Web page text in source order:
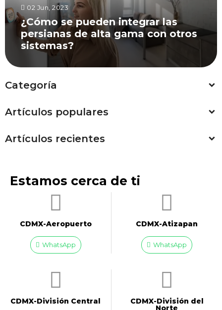
02 Jun, 2023
¿Cómo se pueden integrar las
persianas de alta gama con otros
sistemas?
Categoría
Artículos populares
Artículos recientes
Estamos cerca de ti
CDMX-Aeropuerto​
WhatsApp
CDMX-Atizapan
WhatsApp
CDMX-División Central CDMX-División del
Norte